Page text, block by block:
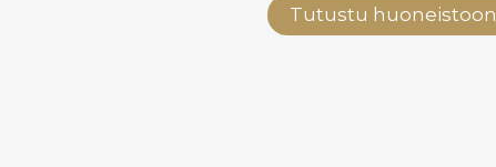
Tutustu huoneistoon